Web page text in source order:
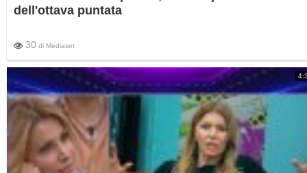
dell'ottava puntata
30 di Mediaset